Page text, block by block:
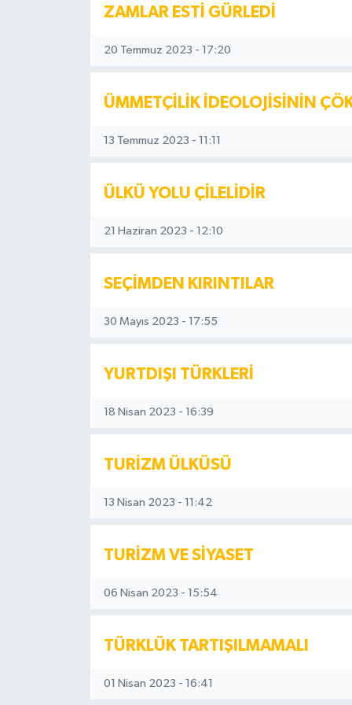
ZAMLAR ESTİ GÜRLEDİ
20 Temmuz 2023 - 17:20
ÜMMETÇİLİK İDEOLOJİSİNİN
13 Temmuz 2023 - 11:11
ÜLKÜ YOLU ÇİLELİDİR
21 Haziran 2023 - 12:10
SEÇİMDEN KIRINTILAR
30 Mayıs 2023 - 17:55
YURTDIŞI TÜRKLERİ
18 Nisan 2023 - 16:39
TURİZM ÜLKÜSÜ
13 Nisan 2023 - 11:42
TURİZM VE SİYASET
06 Nisan 2023 - 15:54
TÜRKLÜK TARTIŞILMAMALI
01 Nisan 2023 - 16:41